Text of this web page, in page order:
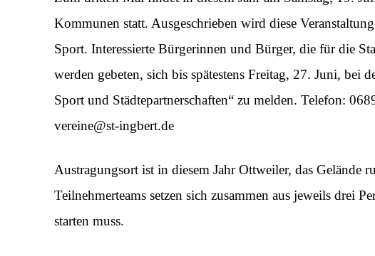
Kommunen statt. Ausgeschrieben wird diese
Sport. Interessierte Bürgerinnen und Bürger, die für die
werden gebeten, sich bis spätestens Freitag, 27. Juni, bei
Sport und Städtepartnerschaften“ zu melden. Telefon:
vereine@st-ingbert.de
Austragungsort ist in diesem Jahr Ottweiler, das Gelände
Teilnehmerteams setzen sich zusammen aus jeweils drei
starten muss.